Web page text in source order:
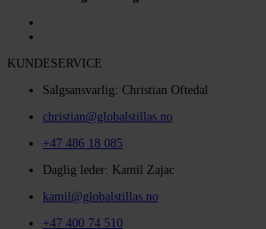
KUNDESERVICE
Salgsansvarlig: Christian Oftedal
christian@globalstillas.no
+47 486 18 085
Daglig leder: Kamil Zajac
kamil@globalstillas.no
+47 400 74 510